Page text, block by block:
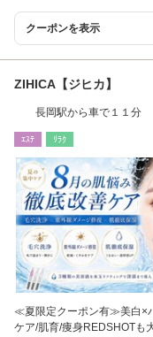
クーポンを表示
ZIHICA【ジヒカ】
長岡駅から車で１１分
ｴｽﾃ ﾘﾗｸ
≪夏限定クーポン有≫美白×
ケア/肌育/痩身REDSHOTも